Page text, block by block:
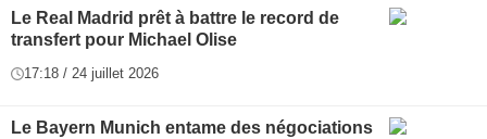
Le Real Madrid prêt à battre le record de
transfert pour Michael Olise
17:18 / 24 juillet 2026
Le Bayern Munich entame des négociations